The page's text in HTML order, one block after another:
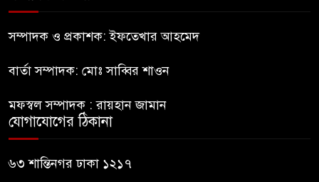
চালাচ্ছেন তারেক: কাদের সিদ্দিকী
জুলাই জাদুঘরে টিকিট জালিয়াতি!
সম্পাদক ও প্রকাশক: ইফতেখার আহমেদ
বার্তা সম্পাদক: মোঃ সাব্বির শাওন
মফস্বল সম্পাদক : রায়হান জামান
যোগাযোগের ঠিকানা
৬৩ শান্তিনগর ঢাকা ১২১৭